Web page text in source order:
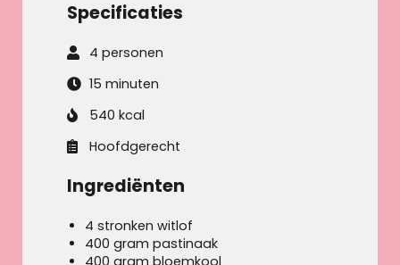
Specificaties
4 personen
15 minuten
540 kcal
Hoofdgerecht
Ingrediënten
4 stronken witlof
400 gram pastinaak
400 gram bloemkool